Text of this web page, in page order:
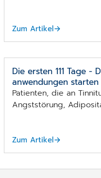
Zum Artikel
Die ersten 111 Tage -
anwendungen
Patienten, die an
Angststörung,
Zum Artikel